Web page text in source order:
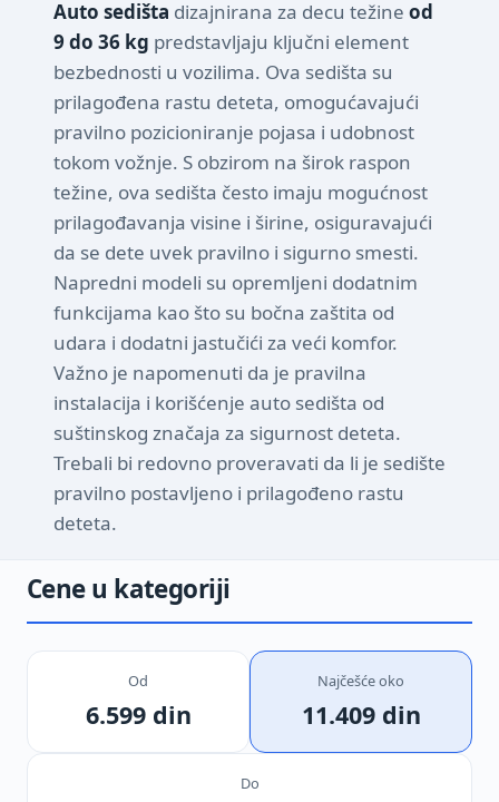
Auto sedišta dizajnirana za decu težine od
9 do 36 kg predstavljaju ključni element
bezbednosti u vozilima. Ova sedišta su
prilagođena rastu deteta, omogućavajući
pravilno pozicioniranje pojasa i udobnost
tokom vožnje. S obzirom na širok raspon
težine, ova sedišta često imaju mogućnost
prilagođavanja visine i širine, osiguravajući
da se dete uvek pravilno i sigurno smesti.
Napredni modeli su opremljeni dodatnim
funkcijama kao što su bočna zaštita od
udara i dodatni jastučići za veći komfor.
Važno je napomenuti da je pravilna
instalacija i korišćenje auto sedišta od
suštinskog značaja za sigurnost deteta.
Trebali bi redovno proveravati da li je sedište
pravilno postavljeno i prilagođeno rastu
deteta.
Cene u kategoriji
Od
6.599 din
Najčešće oko
11.409 din
Do